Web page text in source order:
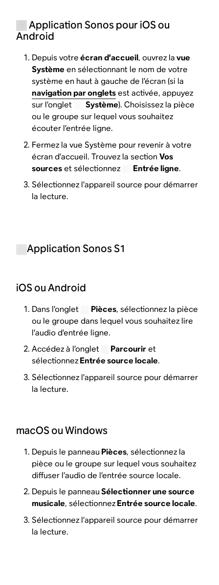
Application Sonos pour iOS ou
Android
Depuis votreécran d’accueil, ouvrez lavue
Système en sélectionnant le nom de votre
système en haut à gauche de l’écran (si la
navigation par ongletsest activée, appuyez
sur l’onglet
Système). Choisissez la pièce
ou le groupe sur lequel vous souhaitez
écouter l’entrée ligne.
Fermez la vue Système pour revenir à votre
écran d’accueil. Trouvez la sectionVos
sourceset sélectionnez Entrée ligne.
Sélectionnez l’appareil source pour démarrer
la lecture.
Application Sonos S1
iOS ou Android
Dans l’onglet Pièces, sélectionnez la pièce
ou le groupe dans lequel vous souhaitez lire
l’audio d’entrée ligne.
Accédez à l’onglet
Parcouriret
sélectionnezEntrée source locale.
Sélectionnez l’appareil source pour démarrer
la lecture.
macOS ou Windows
Depuis le panneau Pièces, sélectionnez la
pièce ou le groupe sur lequel vous souhaitez
diffuser l’audio de l’entrée source locale.
Depuis le panneauSélectionner une source
musicale, sélectionnezEntrée source locale.
Sélectionnez l’appareil source pour démarrer
la lecture.